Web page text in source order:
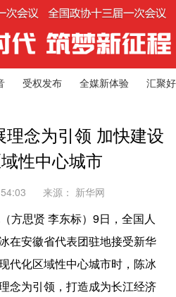
受权发布 全媒新体验 汇聚
念为引领 加快建设
性中心城市
来源： 新华网
思贤 李东标）9日，全国人
在安徽省代表团驻地接受新华
代化区域性中心城市时，陈冰
念为引领，打造成为长江经济